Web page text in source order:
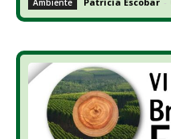
Ambiente